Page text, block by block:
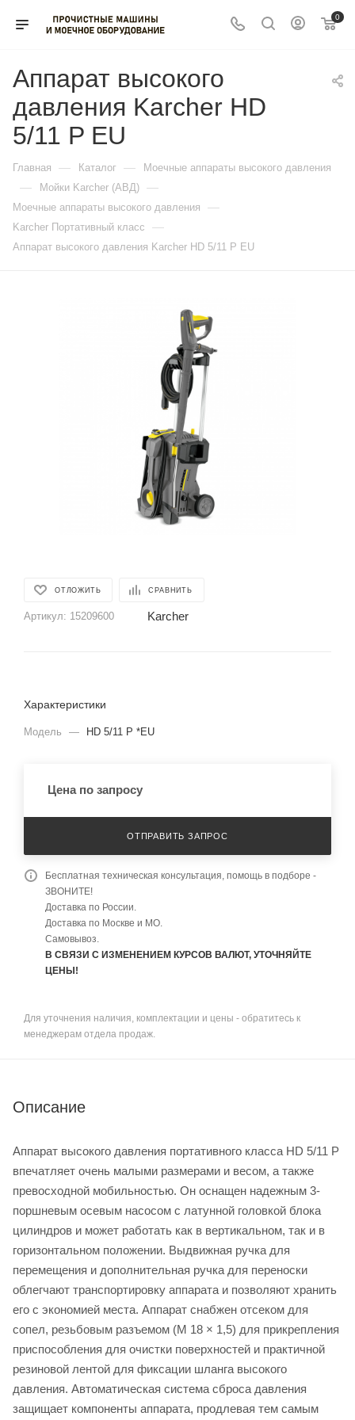
0
Аппарат высокого
давления Karcher HD
5/11 P EU
Главная — Каталог — Моечные аппараты высокого давления
— Мойки Karcher (АВД) —
Моечные аппараты высокого давления —
Karcher Портативный класс —
Аппарат высокого давления Karcher HD 5/11 P EU
ОТЛОЖИТЬ СРАВНИТЬ
Артикул: 15209600 Karcher
Характеристики
Модель — HD 5/11 P *EU
Цена по запросу
ОТПРАВИТЬ ЗАПРОС
Бесплатная техническая консультация, помощь в подборе -
ЗВОНИТЕ!
Доставка по России.
Доставка по Москве и МО.
Самовывоз.
В СВЯЗИ С ИЗМЕНЕНИЕМ КУРСОВ ВАЛЮТ, УТОЧНЯЙТЕ
ЦЕНЫ!
Для уточнения наличия, комплектации и цены - обратитесь к
менеджерам отдела продаж.
Описание
Аппарат высокого давления портативного класса HD 5/11 P
впечатляет очень малыми размерами и весом, а также
превосходной мобильностью. Он оснащен надежным 3-
поршневым осевым насосом с латунной головкой блока
цилиндров и может работать как в вертикальном, так и в
горизонтальном положении. Выдвижная ручка для
перемещения и дополнительная ручка для переноски
облегчают транспортировку аппарата и позволяют хранить
его с экономией места. Аппарат снабжен отсеком для
сопел, резьбовым разъемом (M 18 × 1,5) для прикрепления
приспособления для очистки поверхностей и практичной
резиновой лентой для фиксации шланга высокого
давления. Автоматическая система сброса давления
защищает компоненты аппарата, продлевая тем самым